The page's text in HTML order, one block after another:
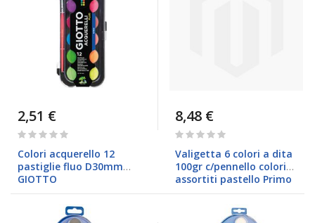
2,51 €
Rating:
Colori acquerello 12
pastiglie fluo D30mm
GIOTTO
8,48 €
Rating:
Valigetta 6 colori a dita
100gr c/pennello colori
assortiti pastello Primo